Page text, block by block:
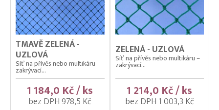
2,5 x 4 m
3 x 4 m
3 x 5 m
3 x 6 m
3 x 7 m
3,5 x 5 m
3,5 x 7 m
Ochrana budov a střech
TMAVĚ ZELENÁ -
UZLOVÁ
Síť na přívěs nebo multikáru –
zakrývací...
1 184,0 Kč / ks
bez DPH 978,5 Kč
ZELENÁ - UZLOVÁ
Síť na přívěs nebo multikáru –
zakrývací...
1 214,0 Kč / ks
bez DPH 1 003,3 Kč